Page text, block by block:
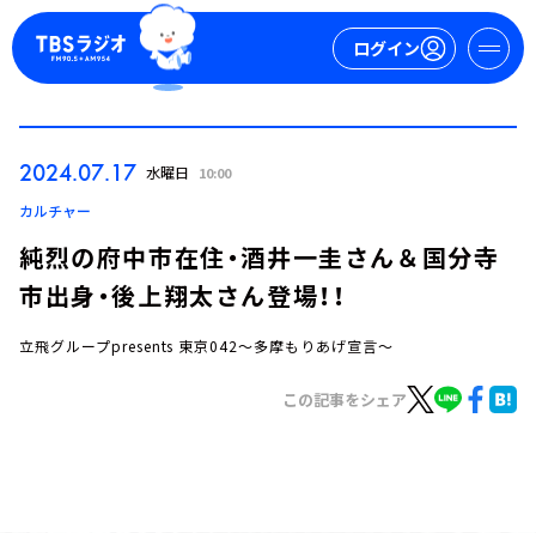
ログイン
2024.07.17 水曜日 10:00
カルチャー
純烈の府中市在住・酒井一圭さん＆国分寺
市出身・後上翔太さん登場！！
立飛グループpresents 東京042～多摩もりあげ宣言～
この記事をシェア